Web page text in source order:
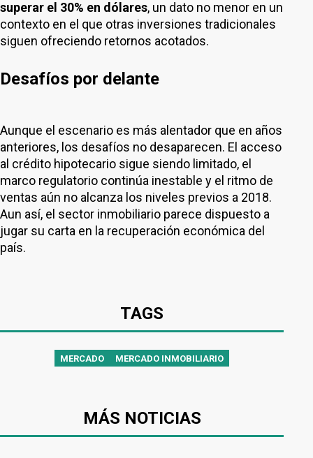
superar el 30% en dólares, un dato no menor en un
contexto en el que otras inversiones tradicionales
siguen ofreciendo retornos acotados.
Desafíos por delante
Aunque el escenario es más alentador que en años
anteriores, los desafíos no desaparecen. El acceso
al crédito hipotecario sigue siendo limitado, el
marco regulatorio continúa inestable y el ritmo de
ventas aún no alcanza los niveles previos a 2018.
Aun así, el sector inmobiliario parece dispuesto a
jugar su carta en la recuperación económica del
país.
TAGS
MERCADO MERCADO INMOBILIARIO
MÁS NOTICIAS